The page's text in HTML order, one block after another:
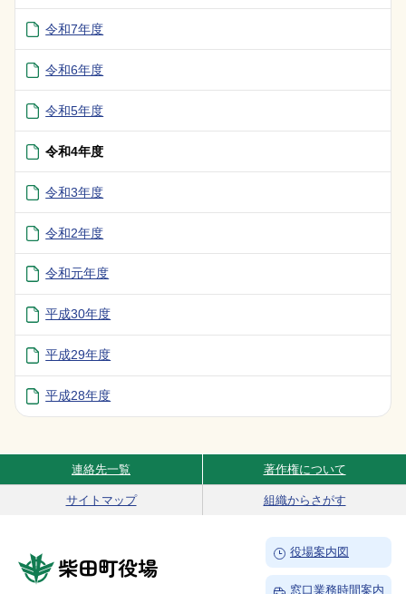
令和7年度
令和6年度
令和5年度
令和4年度
令和3年度
令和2年度
令和元年度
平成30年度
平成29年度
平成28年度
Site Navigation
連絡先一覧 著作権について
サイトマップ 組織からさがす
柴田町役場
→
役場案内図
→
窓口業務時間案内